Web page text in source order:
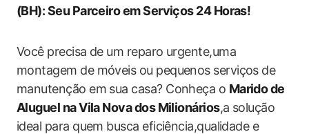
(BH): Seu Parceiro em Serviços 24 Horas!
Você precisa de um reparo urgente,uma
montagem de móveis ou pequenos serviços de
manutenção em sua casa? Conheça o Marido de
Aluguel na Vila Nova dos Milionários,a solução
ideal para quem busca eficiência,qualidade e